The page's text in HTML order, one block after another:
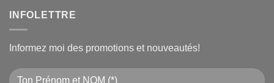
INFOLETTRE
Informez moi des promotions et nouveautés!